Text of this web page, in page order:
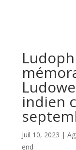
indien
Juil 10, 2023 |
end